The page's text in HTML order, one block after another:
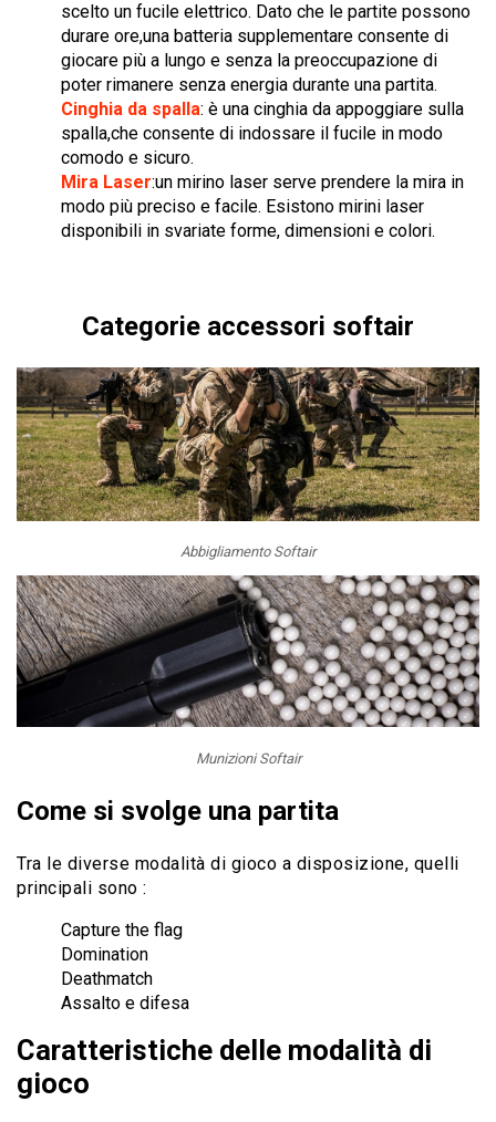
scelto un fucile elettrico. Dato che le partite possono
durare ore,una batteria supplementare consente di
giocare più a lungo e senza la preoccupazione di
poter rimanere senza energia durante una partita.
Cinghia da spalla: è una cinghia da appoggiare sulla
spalla,che consente di indossare il fucile in modo
comodo e sicuro.
Mira Laser:un mirino laser serve prendere la mira in
modo più preciso e facile. Esistono mirini laser
disponibili in svariate forme, dimensioni e colori.
Categorie accessori softair
Abbigliamento Softair
Munizioni Softair
Come si svolge una partita
Tra le diverse modalità di gioco a disposizione, quelli
principali sono :
Capture the flag
Domination
Deathmatch
Assalto e difesa
Caratteristiche delle modalità di
gioco